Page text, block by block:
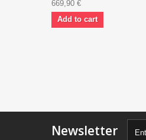
669,90 €
Add to cart
Newsletter